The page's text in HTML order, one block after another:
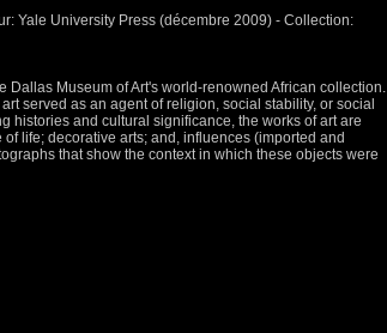
Yale University Press (décembre 2009) - Collection:
Museum of Art's world-renowned African collection.
served as an agent of religion, social stability, or social
histories and cultural significance, the works of art are
life; decorative arts; and, influences (imported and
that show the context in which these objects were